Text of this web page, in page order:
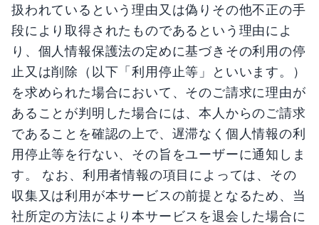
扱われているという理由又は偽りその他不正の手
段により取得されたものであるという理由によ
り、個人情報保護法の定めに基づきその利用の停
止又は削除（以下「利用停止等」といいます。）
を求められた場合において、そのご請求に理由が
あることが判明した場合には、本人からのご請求
であることを確認の上で、遅滞なく個人情報の利
用停止等を行ない、その旨をユーザーに通知しま
す。 なお、利用者情報の項目によっては、その
収集又は利用が本サービスの前提となるため、当
社所定の方法により本サービスを退会した場合に